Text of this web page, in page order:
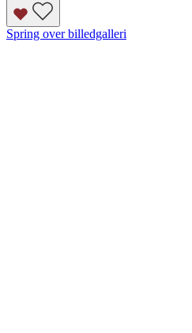
Spring over billedgalleri